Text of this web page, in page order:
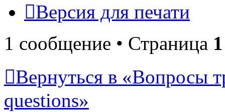
Версия для печати
1 сообщение • Страница 1
Вернуться в «Вопросы
questions»